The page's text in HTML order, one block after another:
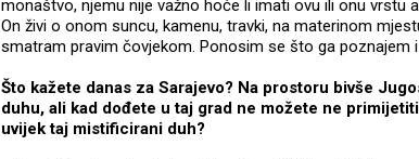
monaštvo, njemu nije važno hoće li imati ovu ili onu vrstu
On živi o onom suncu, kamenu, travki, na materinom
smatram pravim čovjekom. Ponosim se što ga poznajem
Što kažete danas za Sarajevo? Na prostoru bivše
duhu, ali kad dođete u taj grad ne možete ne
uvijek taj mistificirani duh?